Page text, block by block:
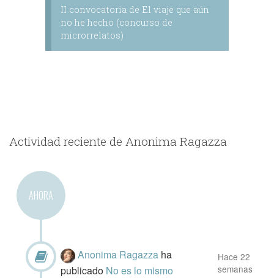
II convocatoria de El viaje que aún
no he hecho (concurso de
microrrelatos)
Actividad reciente de Anonima Ragazza
AHORA
Anonima Ragazza ha
publicado No es lo mismo
Hace 22
semanas